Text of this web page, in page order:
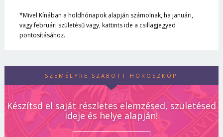
*Mivel Kínában a holdhónapok alapján számolnak, ha januári,
vagy februári születésű vagy, kattints ide a csillagjegyed
pontosításához.
SZEMÉLYRE SZABOTT HOROSZKÓP
Készítsd el saját részletes elemzésed, születésed
ideje és helye alapján!